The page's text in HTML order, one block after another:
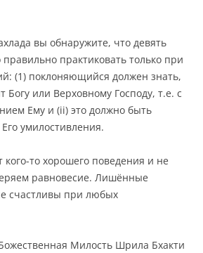
вы обнаружите, что девять
практиковать только при
(1) поклоняющийся должен знать,
Богу или Верховному Господу, т.е. с
Ему и (ii) это должно быть
умилостивления.
то хорошего поведения и не
равновесие. Лишённые
счастливы при любых
Милость Шрила Бхакти